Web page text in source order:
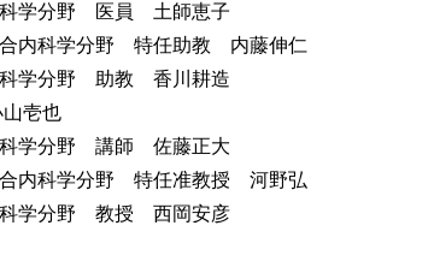
科学分野 医員 土師恵子
合内科学分野 特任助教 内藤伸仁
科学分野 助教 香川耕造
壱也
科学分野 講師 佐藤正大
合内科学分野 特任准教授 河野弘
科学分野 教授 西岡安彦